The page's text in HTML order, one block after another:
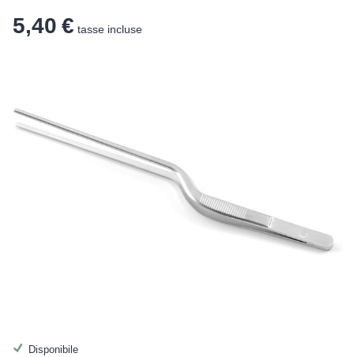
5,40 € tasse incluse
Disponibile